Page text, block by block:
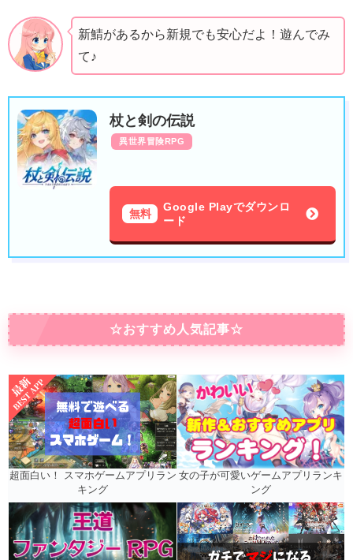
新鯖があるから新規でも安心だよ！遊んでみ
て♪
杖と剣の伝説
異世界冒険RPG
無料
Google Playでダウンロ
ード
☆おすすめ人気記事☆
超面白い！ スマホゲームアプリラン
キング
女の子が可愛いゲームアプリランキ
ング